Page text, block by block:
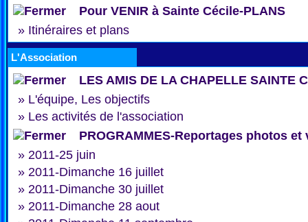
Pour VENIR à Sainte Cécile-PLANS
» Itinéraires et plans
L'Association
LES AMIS DE LA CHAPELLE SAINTE
» L'équipe, Les objectifs
» Les activités de l'association
PROGRAMMES-Reportages photos et
» 2011-25 juin
» 2011-Dimanche 16 juillet
» 2011-Dimanche 30 juillet
» 2011-Dimanche 28 aout